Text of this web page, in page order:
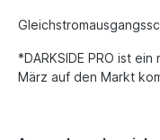
*DARKSIDE PRO ist
März auf den Markt